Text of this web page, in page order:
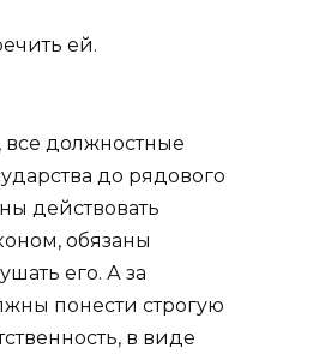
ей.
должностные
до рядового
действовать
обязаны
его. А за
понести строгую
в виде